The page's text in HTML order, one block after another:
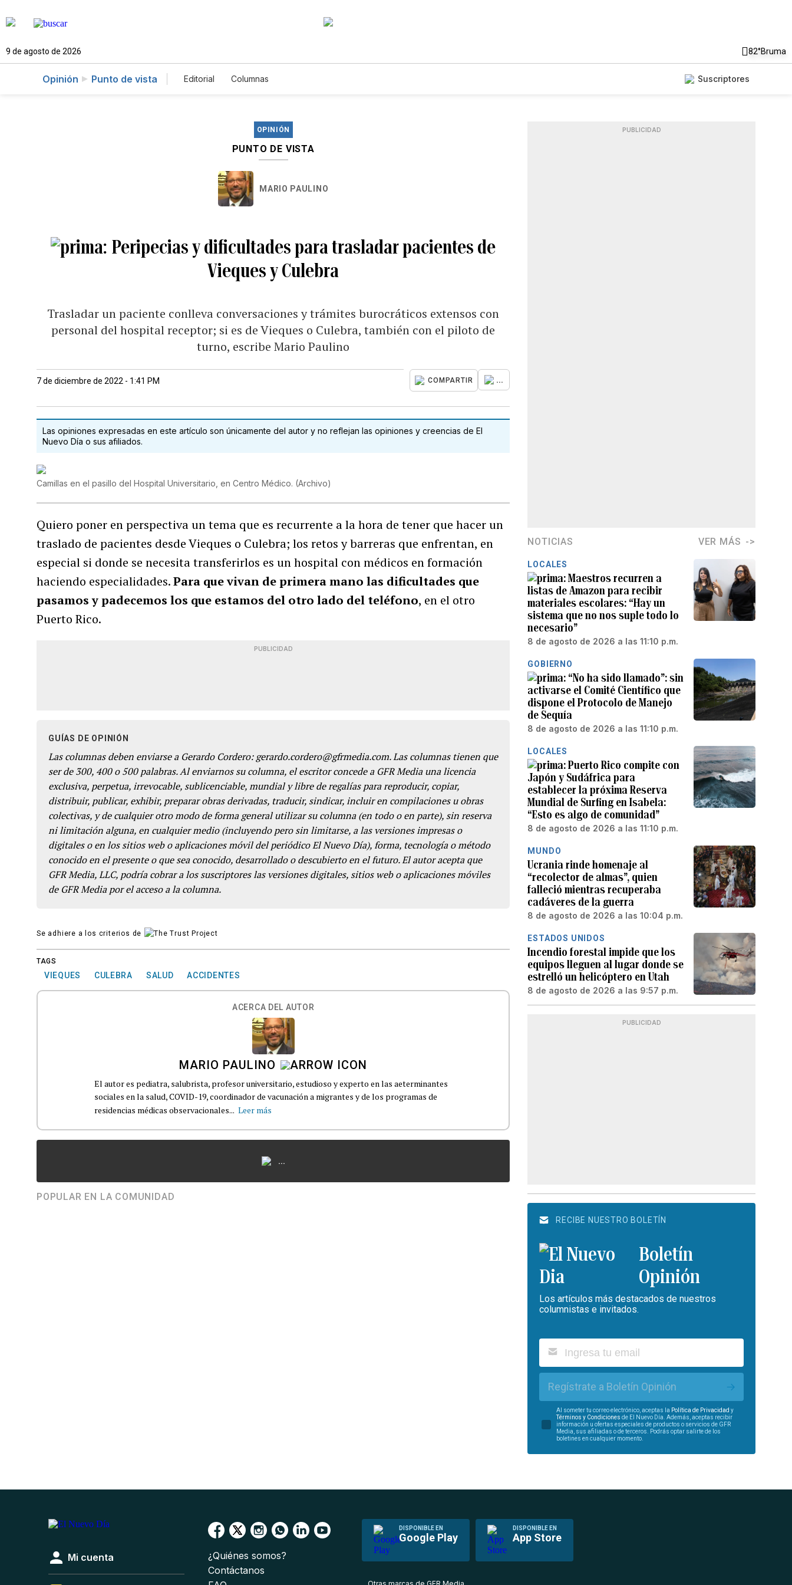
9 de agosto de 2026 82°Bruma
Opinión Punto de vista Editorial Columnas Suscriptores
OPINIÓN
PUNTO DE VISTA
MARIO PAULINO
Peripecias y dificultades para trasladar pacientes de
Vieques y Culebra
Trasladar un paciente conlleva conversaciones y trámites burocráticos extensos con
personal del hospital receptor; si es de Vieques o Culebra, también con el piloto de
turno, escribe Mario Paulino
7 de diciembre de 2022 - 1:41 PM COMPARTIR ...
Las opiniones expresadas en este artículo son únicamente del autor y no reflejan las opiniones y creencias de El
Nuevo Día o sus afiliados.
Camillas en el pasillo del Hospital Universitario, en Centro Médico. (Archivo)
Quiero poner en perspectiva un tema que es recurrente a la hora de tener que hacer un
traslado de pacientes desde Vieques o Culebra; los retos y barreras que enfrentan, en
especial si donde se necesita transferirlos es un hospital con médicos en formación
haciendo especialidades.Para que vivan de primera mano las dificultades que
pasamos y padecemos los que estamos del otro lado del teléfono, en el otro
Puerto Rico.
PUBLICIDAD
GUÍAS DE OPINIÓN
Las columnas deben enviarse a Gerardo Cordero: gerardo.cordero@gfrmedia.com. Las columnas tienen que
ser de 300, 400 o 500 palabras. Al enviarnos su columna, el escritor concede a GFR Media una licencia
exclusiva, perpetua, irrevocable, sublicenciable, mundial y libre de regalías para reproducir, copiar,
distribuir, publicar, exhibir, preparar obras derivadas, traducir, sindicar, incluir en compilaciones u obras
colectivas, y de cualquier otro modo de forma general utilizar su columna (en todo o en parte), sin reserva
ni limitación alguna, en cualquier medio (incluyendo pero sin limitarse, a las versiones impresas o
digitales o en los sitios web o aplicaciones móvil del periódico El Nuevo Día), forma, tecnología o método
conocido en el presente o que sea conocido, desarrollado o descubierto en el futuro. El autor acepta que
GFR Media, LLC, podría cobrar a los suscriptores las versiones digitales, sitios web o aplicaciones móviles
de GFR Media por el acceso a la columna.
Se adhiere a los criterios de
TAGS
VIEQUES CULEBRA SALUD ACCIDENTES
ACERCA DEL AUTOR
MARIO PAULINO
El autor es pediatra, salubrista, profesor universitario, estudioso y experto en las aeterminantes
sociales en la salud, COVID-19, coordinador de vacunación a migrantes y de los programas de
residencias médicas observacionales... Leer más
...
POPULAR EN LA COMUNIDAD
PUBLICIDAD
NOTICIAS VER MÁS
LOCALES
Maestros recurren a
listas de Amazon para recibir
materiales escolares: “Hay un
sistema que no nos suple todo lo
necesario”
8 de agosto de 2026 a las 11:10 p.m.
GOBIERNO
“No ha sido llamado”: sin
activarse el Comité Científico que
dispone el Protocolo de Manejo
de Sequía
8 de agosto de 2026 a las 11:10 p.m.
LOCALES
Puerto Rico compite con
Japón y Sudáfrica para
establecer la próxima Reserva
Mundial de Surfing en Isabela:
“Esto es algo de comunidad”
8 de agosto de 2026 a las 11:10 p.m.
MUNDO
Ucrania rinde homenaje al
“recolector de almas”, quien
falleció mientras recuperaba
cadáveres de la guerra
8 de agosto de 2026 a las 10:04 p.m.
ESTADOS UNIDOS
Incendio forestal impide que los
equipos lleguen al lugar donde se
estrelló un helicóptero en Utah
8 de agosto de 2026 a las 9:57 p.m.
PUBLICIDAD
RECIBE NUESTRO BOLETÍN
Boletín
Opinión
Los artículos más destacados de nuestros
columnistas e invitados.
Regístrate a Boletín Opinión
Al someter tu correo electrónico, aceptas la Política de Privacidad y
Términos y Condiciones de El Nuevo Día. Además, aceptas recibir
información u ofertas especiales de productos o servicios de GFR
Media, sus afiliadas o de terceros. Podrás optar salirte de los
boletines en cualquier momento.
DISPONIBLE EN
Google Play
DISPONIBLE EN
App Store
Mi cuenta
¿Quiénes somos?
Contáctanos